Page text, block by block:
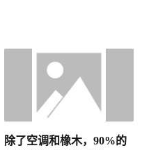
除了空调和橡木，90%的